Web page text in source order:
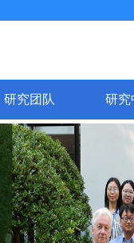
研究团队 研究